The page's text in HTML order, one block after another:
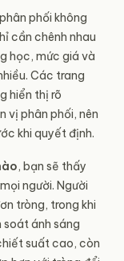
phối không
cần chênh nhau
học, mức giá và
Các trang
hiển thị rõ
vị phân phối, nên
khi quyết định.
, bạn sẽ thấy
người. Người
tròng, trong khi
soát ánh sáng
suất cao, còn